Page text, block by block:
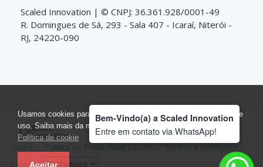
Usamos cookies para otimizar nosso site e coletar estatísticas de
uso. Saiba mais da nossa Política de Privacidade, LGPD em
Política de cookie
Aceitar
Scaled Innovation | © CNPJ: 36.361.928/0001-49
R. Domingues de Sá, 293 - Sala 407 - Icaraí, Niterói -
RJ, 24220-090
Comunidade | © CNPJ: 36.361.928/0001-49
Sobre
Política de Privacidade e LGPD
Termos e condições
Bem-Vindo(a) a Scaled Innovation
Entre em contato via WhatsApp!